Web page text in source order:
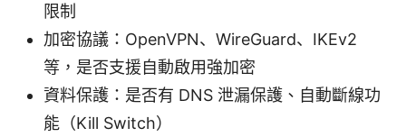
限制
加密協議：OpenVPN、WireGuard、IKEv2
等，是否支援自動啟用強加密
資料保護：是否有 DNS 泄漏保護、自動斷線功
能（Kill Switch）